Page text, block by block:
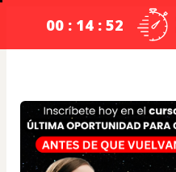
00 : 14 : 51